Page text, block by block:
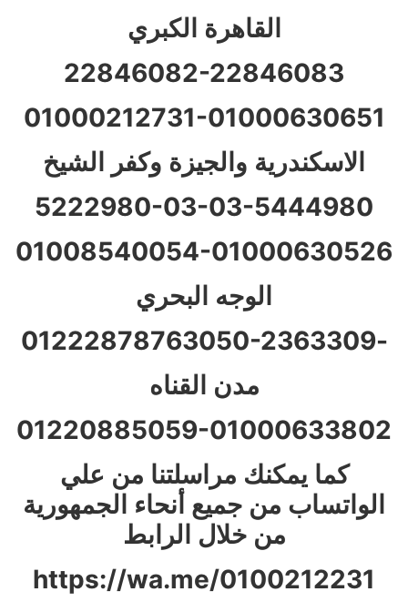
القاهرة الكبري
22846082-22846083
01000212731-01000630651
الاسكندرية والجيزة وكفر الشيخ
5222980-03-03-5444980
01008540054-01000630526
الوجه البحري
-01222878763
050-2363309
مدن القناه
01220885059-01000633802
كما يمكنك مراسلتنا من علي
الواتساب من جميع أنحاء الجمهورية
من خلال الرابط
https://wa.me/0100212231